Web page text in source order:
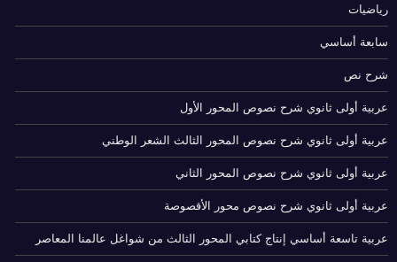
رياضيات
سابعة أساسي
شرح نص
عربية أولى ثانوي شرح نصوص المحور الأول
عربية أولى ثانوي شرح نصوص المحور الثالث الشعر الوطني
عربية أولى ثانوي شرح نصوص المحور الثاني
عربية أولى ثانوي شرح نصوص محور الأقصوصة
عربية تاسعة أساسي إنتاج كتابي المحور الثالث من شواغل عالمنا المعاصر